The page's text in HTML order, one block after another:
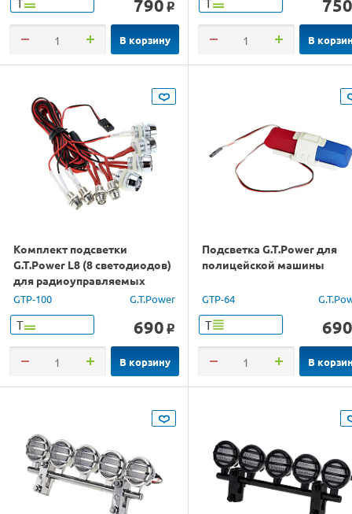
790 o
В корзину
750
В
Комплект подсветки
G.T.Power L8 (8 светодиодов)
для радиоуправляемых
автомоделей
GTP-100 G.T.Power
Т 690 o
В корзину
Подсветка G.T.Power для
полицейской машины
GTP-64
Т 690
В